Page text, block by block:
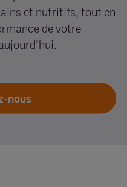
et nutritifs, tout en
de votre
nous